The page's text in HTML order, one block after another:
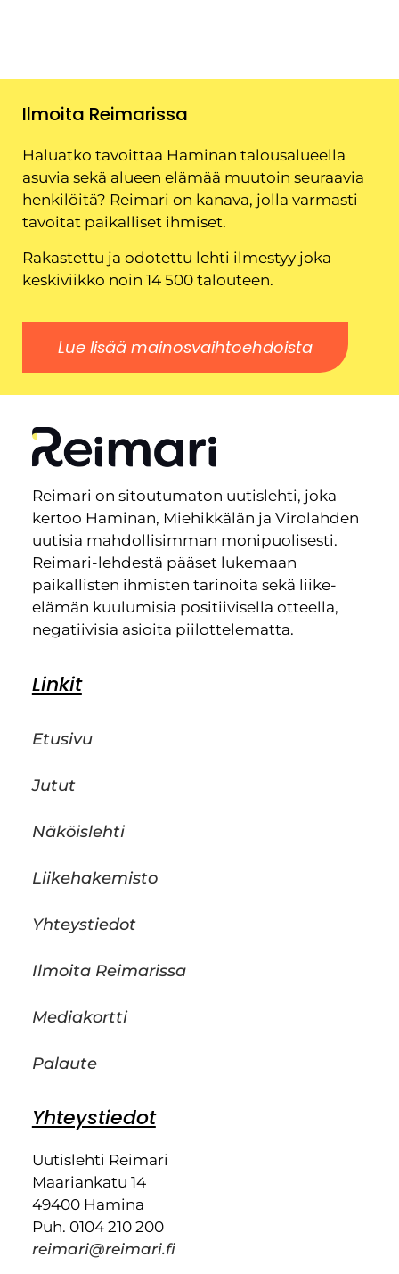
Ilmoita Reimarissa
Haluatko tavoittaa Haminan talousalueella
asuvia sekä alueen elämää muutoin seuraavia
henkilöitä? Reimari on kanava, jolla varmasti
tavoitat paikalliset ihmiset.
Rakastettu ja odotettu lehti ilmestyy joka
keskiviikko noin 14 500 talouteen.
Lue lisää mainosvaihtoehdoista
Reimari on sitoutumaton uutislehti, joka
kertoo Haminan, Miehikkälän ja Virolahden
uutisia mahdollisimman monipuolisesti.
Reimari-lehdestä pääset lukemaan
paikallisten ihmisten tarinoita sekä liike-
elämän kuulumisia positiivisella otteella,
negatiivisia asioita piilottelematta.
Linkit
Etusivu
Jutut
Näköislehti
Liikehakemisto
Yhteystiedot
Ilmoita Reimarissa
Mediakortti
Palaute
Yhteystiedot
Uutislehti Reimari
Maariankatu 14
49400 Hamina
Puh. 0104 210 200
reimari@reimari.fi